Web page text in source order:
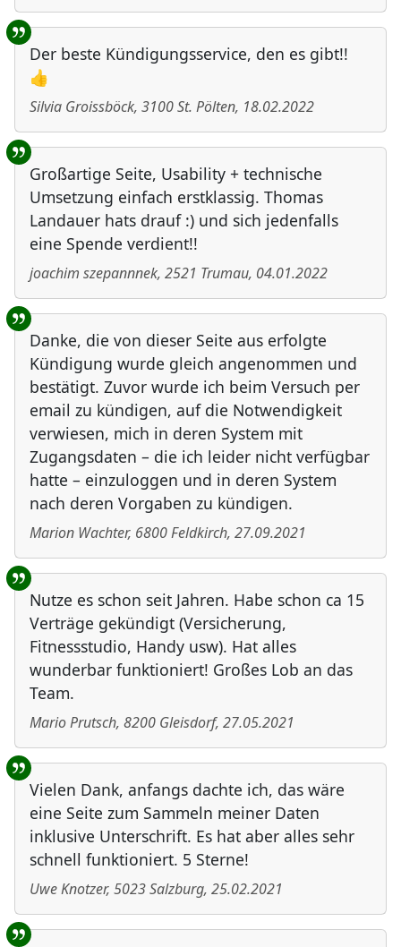
Der beste Kündigungsservice, den es gibt!!
👍
Silvia Groissböck, 3100St. Pölten, 18.02.2022
Großartige Seite, Usability + technische
Umsetzung einfach erstklassig. Thomas
Landauer hats drauf :) und sich jedenfalls
eine Spende verdient!!
joachim szepannnek, 2521 Trumau, 04.01.2022
Danke, die von dieser Seite aus erfolgte
Kündigung wurde gleich angenommen und
bestätigt. Zuvor wurde ich beim Versuch per
email zu kündigen, auf die Notwendigkeit
verwiesen, mich in deren System mit
Zugangsdaten – die ich leider nicht verfügbar
hatte – einzuloggen und in deren System
nach deren Vorgaben zu kündigen.
Marion Wachter, 6800Feldkirch, 27.09.2021
Nutze es schon seit Jahren. Habe schon ca 15
Verträge gekündigt (Versicherung,
Fitnessstudio, Handy usw). Hat alles
wunderbar funktioniert! Großes Lob an das
Team.
Mario Prutsch, 8200 Gleisdorf, 27.05.2021
Vielen Dank, anfangs dachte ich, das wäre
eine Seite zum Sammeln meiner Daten
inklusive Unterschrift. Es hat aber alles sehr
schnell funktioniert. 5 Sterne!
Uwe Knotzer, 5023Salzburg, 25.02.2021